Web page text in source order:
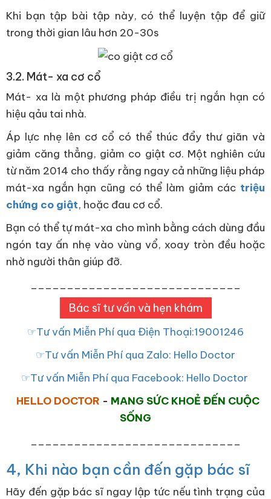
Khi bạn tập bài tập này, có thể luyện tập để giữ
trong thời gian lâu hơn 20-30s
3.2. Mát- xa cơ cổ
Mát- xa là một phương pháp điều trị ngắn hạn có
hiệu qảu tai nhà.
Áp lực nhẹ lên cơ cổ có thể thúc đẩy thư giãn và
giảm căng thẳng, giảm co giật cơ. Một nghiên cứu
từ năm 2014 cho thấy rằng ngay cả những liệu pháp
mát-xa ngắn hạn cũng có thể làm giảm các triệu
chứng co giật, hoặc đau cơ cổ.
Bạn có thể tự mát-xa cho mình bằng cách dùng đầu
ngón tay ấn nhẹ vào vùng vổ, xoay tròn đều hoặc
nhờ người thân giúp đỡ.
Bác sĩ tư vấn và hẹn khám
☞Tư vấn Miễn Phí qua Điện Thoại:19001246
☞Tư vấn Miễn Phí qua Zalo: Hello Doctor
☞Tư vấn Miễn Phí qua Facebook: Hello Doctor
HELLO DOCTOR - MANG SỨC KHOẺ ĐẾN CUỘC
SỐNG
4, Khi nào bạn cần đến gặp bác sĩ
Hãy đến gặp bác sĩ ngay lập tức nếu tình trạng của